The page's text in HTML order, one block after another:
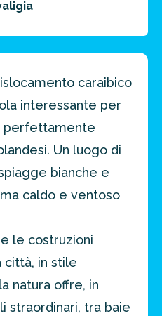
caraibico
interessante per
perfettamente
Un luogo di
bianche e
caldo e ventoso
le costruzioni
in stile
natura offre, in
straordinari, tra baie